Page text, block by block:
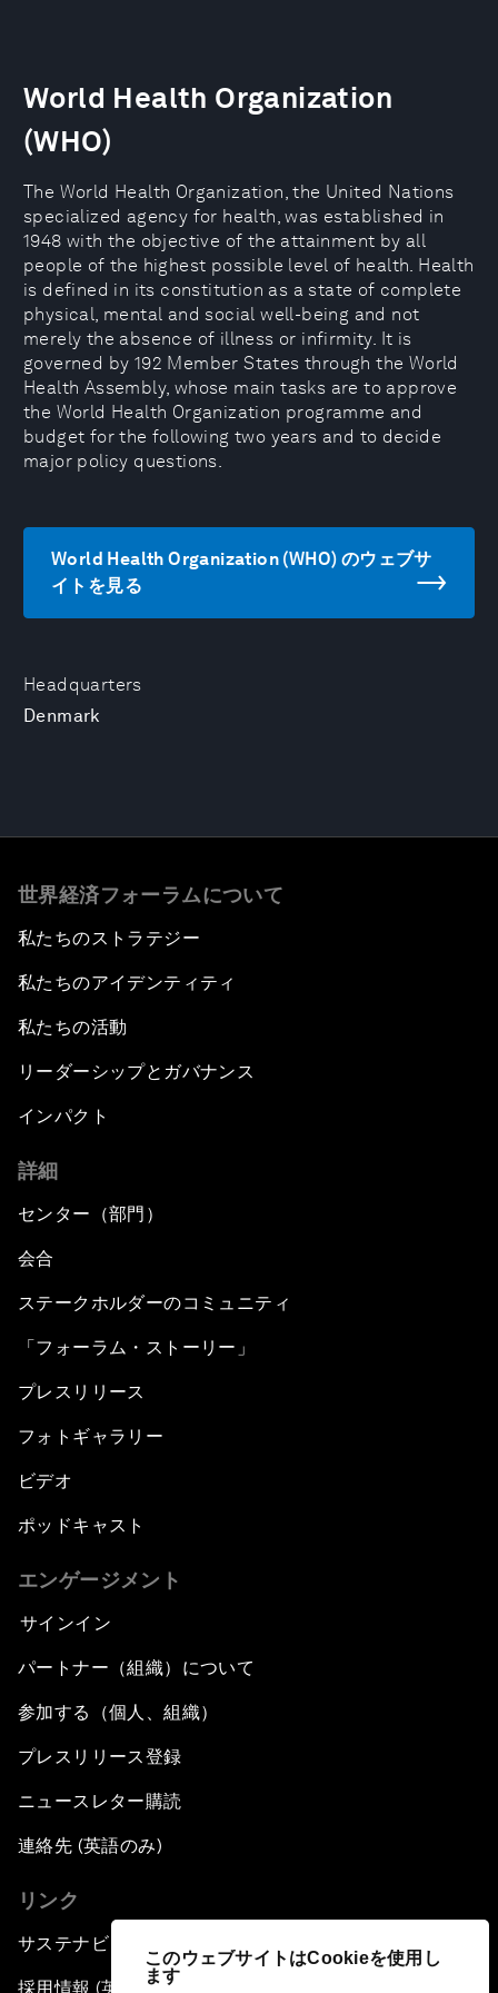
このウェブサイトはCookieを使用し
ます
Headquarters
Denmark
World Health Organization
(WHO)
The World Health Organization, the United Nations
specialized agency for health, was established in
1948 with the objective of the attainment by all
people of the highest possible level of health. Health
is defined in its constitution as a state of complete
physical, mental and social well-being and not
merely the absence of illness or infirmity. It is
governed by 192 Member States through the World
Health Assembly, whose main tasks are to approve
the World Health Organization programme and
budget for the following two years and to decide
major policy questions.
World Health Organization (WHO) のウェブサ
イトを見る
世界経済フォーラムについて
私たちのストラテジー
私たちのアイデンティティ
私たちの活動
リーダーシップとガバナンス
インパクト
詳細
センター（部門）
会合
ステークホルダーのコミュニティ
「フォーラム・ストーリー」
プレスリリース
フォトギャラリー
ビデオ
ポッドキャスト
エンゲージメント
サインイン
パートナー（組織）について
参加する（個人、組織）
プレスリリース登録
ニュースレター購読
連絡先 (英語のみ)
リンク
サステナビリティへの取り組み
採用情報 (英語のみ)